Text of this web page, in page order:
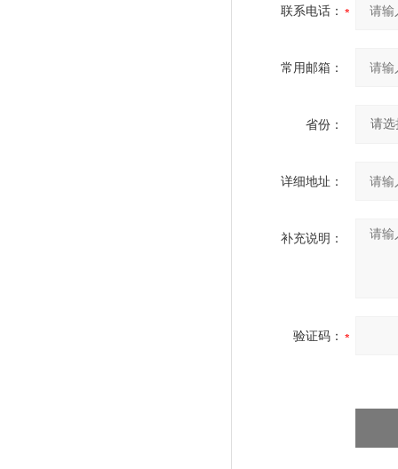
联系电话：
常用邮箱：
省份：
详细地址：
补充说明：
验证码：